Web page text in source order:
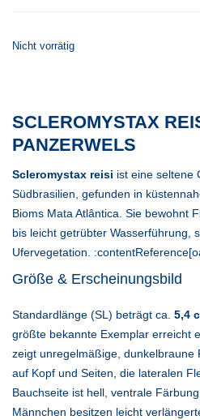
Nicht vorrätig
SCLEROMYSTAX
PANZERWELS
Scleromystax reisi ist eine seltene
Südbrasilien, gefunden in
Bioms Mata Atlântica. Sie bewohnt
bis leicht getrübter Wasserführung,
Ufervegetation.
Größe & Erscheinungsbild
Standardlänge (SL) beträgt ca. 5,4
größte bekannte Exemplar erreicht
zeigt unregelmäßige, dunkelbraune
auf Kopf und Seiten, die lateralen
Bauchseite ist hell, ventrale
Männchen besitzen leicht